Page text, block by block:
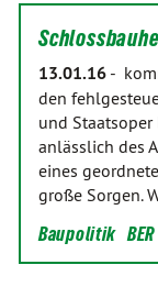
13.01.16 -
den
und Staatsoper
anlässlich des
eines
große Sorgen.
Baupolitik BER